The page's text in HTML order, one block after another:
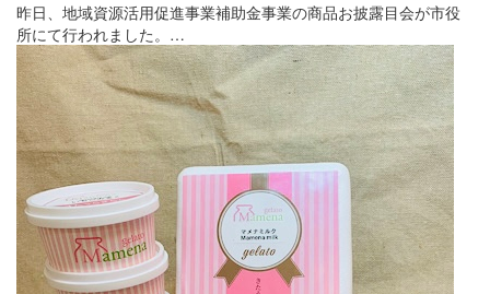
昨日、地域資源活用促進事業補助金事業の商品お披露目会が市役
所にて行われました。…